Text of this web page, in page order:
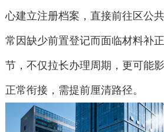
心建立注册档案，直接前往区公
常因缺少前置登记而面临材料补
节，不仅拉长办理周期，更可能
正常衔接，需提前厘清路径。